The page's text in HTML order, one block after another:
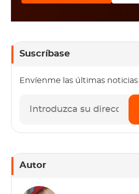
Suscríbase
Envíenme las últimas
Autor